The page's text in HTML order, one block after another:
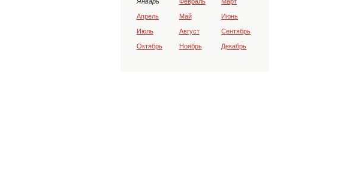
Апрель Май Июнь
Июль Август Сентябрь
Октябрь Ноябрь Декабрь